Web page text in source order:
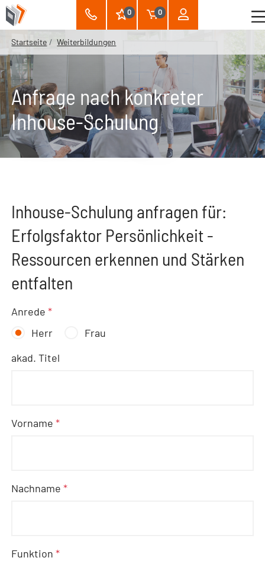
0 0
Startseite Weiterbildungen
Anfrage nach konkreter
Inhouse-Schulung
Inhouse-Schulung anfragen für:
Erfolgsfaktor Persönlichkeit -
Ressourcen erkennen und Stärken
entfalten
Anrede*
Herr
Frau
akad. Titel
Vorname*
Nachname*
Funktion*